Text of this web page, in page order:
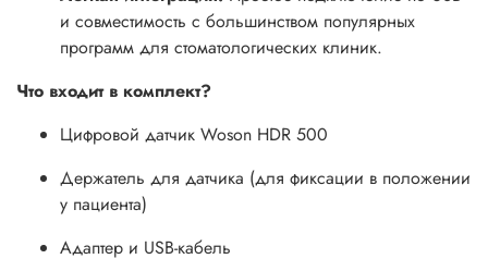
и совместимость с большинством популярных
программ для стоматологических клиник.
Что входит в комплект?
Цифровой датчик Woson HDR 500
Держатель для датчика (для фиксации в положении
у пациента)
Адаптер и USB-кабель